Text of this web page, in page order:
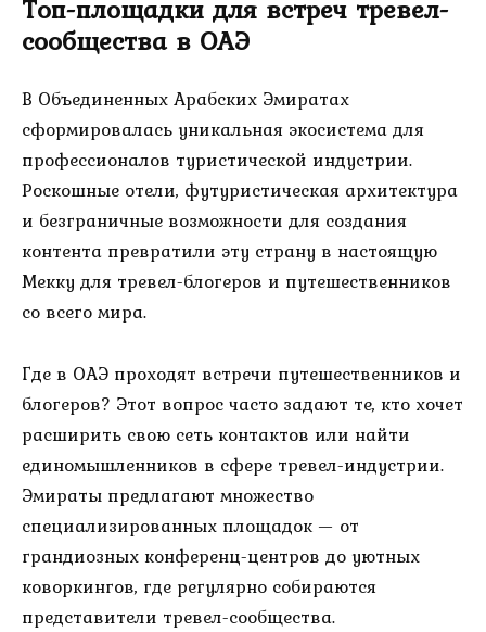
Топ-площадки для встреч тревел-
сообщества в ОАЭ
В Объединенных Арабских Эмиратах
сформировалась уникальная экосистема для
профессионалов туристической индустрии.
Роскошные отели, футуристическая архитектура
и безграничные возможности для создания
контента превратили эту страну в настоящую
Мекку для тревел-блогеров и путешественников
со всего мира.
Где в ОАЭ проходят встречи путешественников и
блогеров? Этот вопрос часто задают те, кто хочет
расширить свою сеть контактов или найти
единомышленников в сфере тревел-индустрии.
Эмираты предлагают множество
специализированных площадок — от
грандиозных конференц-центров до уютных
коворкингов, где регулярно собираются
представители тревел-сообщества.